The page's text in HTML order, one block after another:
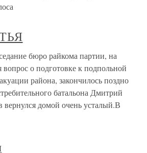
бюро райкома партии, на
вопрос о подготовке к подпольной
района, закончилось поздно
батальона Дмитрий
домой очень усталый.В